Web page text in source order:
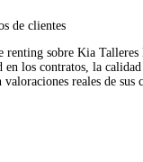
de clientes
renting sobre Kia Talleres
en los contratos, la
reales de sus